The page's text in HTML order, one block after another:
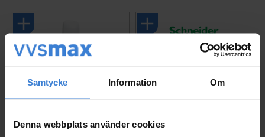
Samtycke Information Om
Denna webbplats använder cookies